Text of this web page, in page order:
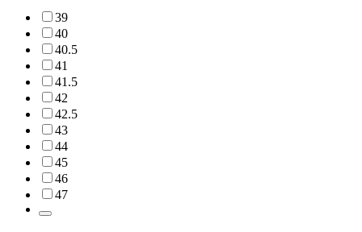
39
40
40.5
41
41.5
42
42.5
43
44
45
46
47